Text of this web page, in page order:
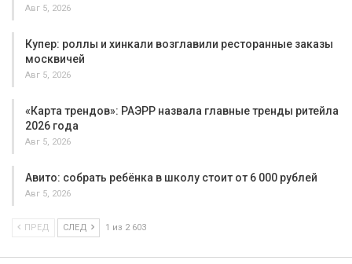
Авг 5, 2026
Купер: роллы и хинкали возглавили ресторанные заказы
москвичей
Авг 5, 2026
«Карта трендов»: РАЭРР назвала главные тренды ритейла
2026 года
Авг 5, 2026
Авито: собрать ребёнка в школу стоит от 6 000 рублей
Авг 5, 2026
ПРЕД СЛЕД 1 из 2 603